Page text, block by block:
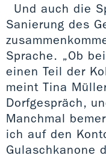
Und auch die
Sanierung des
Sprache. „Ob
einen Teil der
meint Tina
Dorfgespräch,
Manchmal
ich auf den
Gulaschkanone